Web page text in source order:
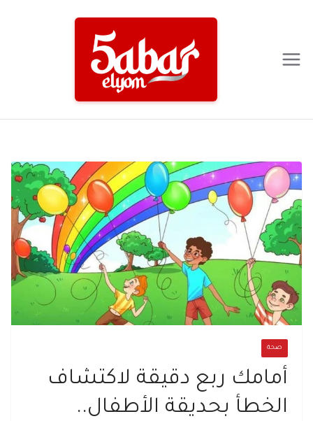
صحة
أمامك ربع دقيقة لاكتشاف
الخطأ بحديقة الأطفال..